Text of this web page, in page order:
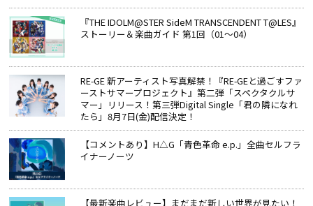
『THE IDOLM@STER SideM TRANSCENDENT T@LES』
ストーリー＆楽曲ガイド 第1回（01～04）
RE-GE 新アーティスト写真解禁！『RE-GEと過ごすファ
ーストサマープロジェクト』第二弾「スペクタクルサ
マー」リリース！第三弾Digital Single「君の隣になれ
たら」8月7日(金)配信決定！
【コメントあり】H△G「青色革命 e.p.」全曲セルフラ
イナーノーツ
【最新楽曲レビュー】まだまだ新しい世界が見たい！